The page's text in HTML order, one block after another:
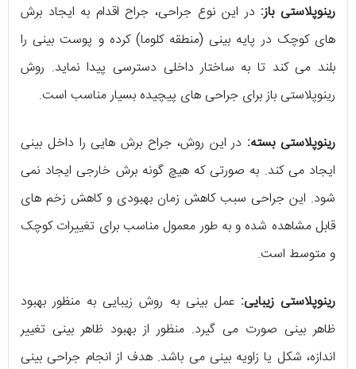
رینوپلاستی باز: در این نوع جراحی، جراح اقدام به ایجاد برش‌
های کوچک در پایه بینی (منطقه کلوما) کرده و پوست بینی را
بلند می‌ کند تا به ساختار داخلی دسترسی پیدا نماید. روش
رینوپلاستی باز برای جراحی‌ های پیچیده‌ بسیار مناسب است.
رینوپلاستی بسته: در این روش، جراح برش‌ هایی را داخل بینی
ایجاد می کند. به صورتی که هیچ گونه برش خارجی ایجاد نمی
شود. این جراحی سبب کاهش زمان بهبودی و کاهش زخم‌ های
قابل مشاهده شده و به طور معمول مناسب برای تغییرات کوچک
و متوسط است.
رینوپلاستی زیبایی: عمل بینی به روش زیبایی به منظور بهبود
ظاهر بینی صورت می‌ گیرد. منظور از بهبود ظاهر بینی تغییر
اندازه، شکل یا زاویه بینی می باشد. هدف از انجام جراحی بینی